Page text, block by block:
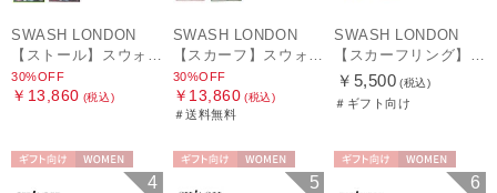
SWASH LONDON
30%OFF
￥13,860 (税込)
SWASH LONDON
30%OFF
￥13,860 (税込)
＃送料無料
SWASH LONDON
￥5,500 (税込)
＃ギフト向け
WOMEN 4 WOMEN 5 WOMEN 6